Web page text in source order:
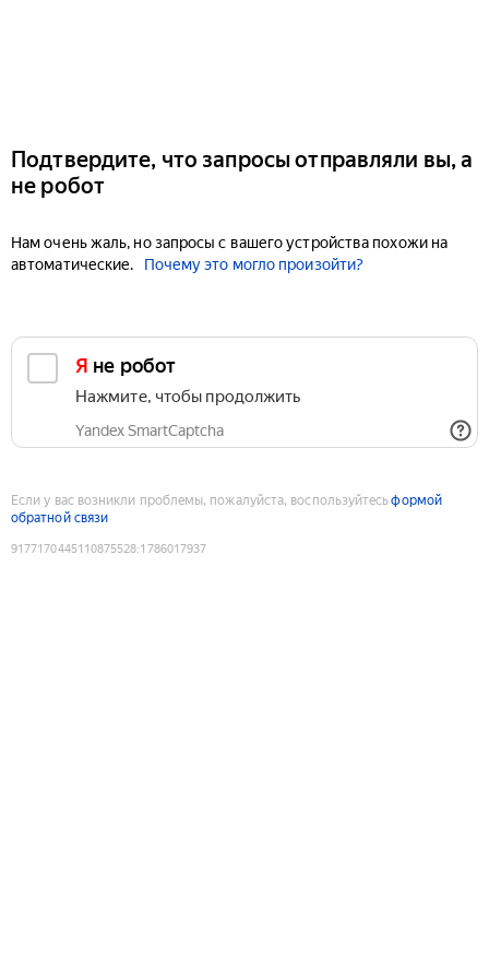
Подтвердите, что запросы отправляли вы, а
не робот
Нам очень жаль, но запросы с вашего устройства похожи на
автоматические.
Почему это могло произойти?
Я не робот
Нажмите, чтобы продолжить
Yandex SmartCaptcha
Если у вас возникли проблемы, пожалуйста, воспользуйтесьформой
обратной связи
9177170445110875528:1786017937